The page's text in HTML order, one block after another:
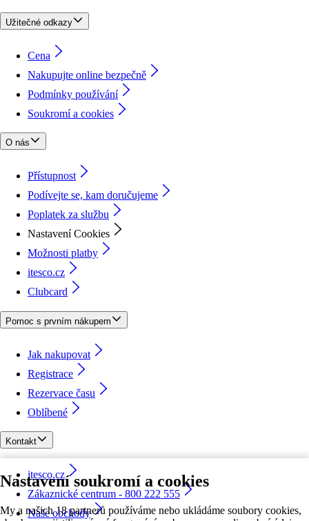
Nastavení soukromí a cookies
My a našich 18 partnerů používáme nebo ukládáme soubory cookies,
Užitečné odkazy
Cena
Nakupujte online bezpečně
Podmínky používání
Soukromí a cookies
O nás
Přístupnost
Podívejte se, kam doručujeme
Poplatek za službu
Nastavení Cookies
Možnosti platby
itesco.cz
Clubcard
Pomoc s prvním nákupem
Jak nakupovat
Registrace
Rezervace času
Oblíbené
Kontakt
itesco.cz
Zákaznické centrum - 800 222 555
Naše obchody